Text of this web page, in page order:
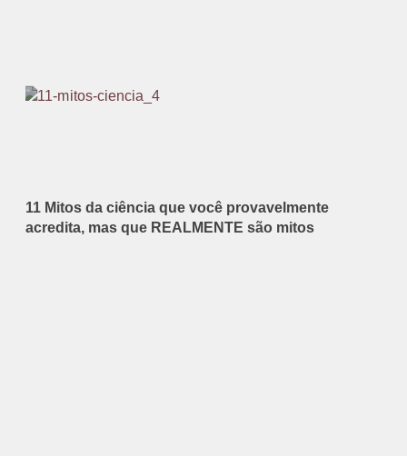
11 Mitos da ciência que você provavelmente
acredita, mas que REALMENTE são mitos